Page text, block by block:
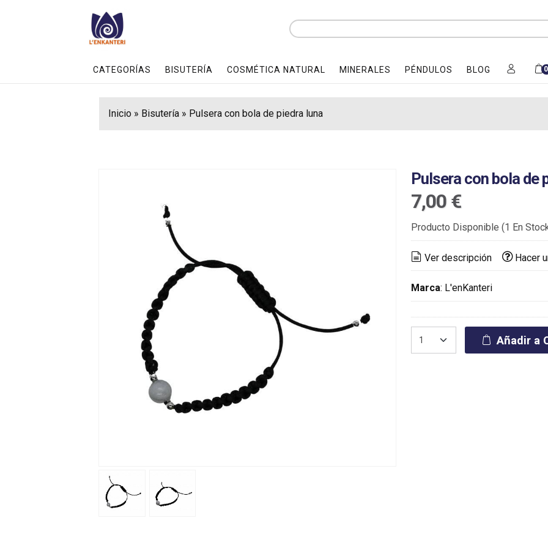
CATEGORÍAS BISUTERÍA COSMÉTICA NATURAL MINERALES PÉNDULOS BLOG 0
Inicio» Bisutería» Pulsera con bola de piedra luna
Pulsera con bola de
7,00 €
Producto Disponible (1 En
Ver descripción Hacer
Marca: L'enKanteri
Añadir a